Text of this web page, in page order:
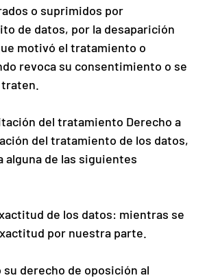
o suprimidos por
de datos, por la desaparición
motivó el tratamiento o
revoca su consentimiento o se
traten.
del tratamiento Derecho a
del tratamiento de los datos,
alguna de las siguientes
de los datos: mientras se
por nuestra parte.
derecho de oposición al